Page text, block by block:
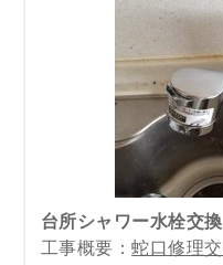
台所シャワー水栓交換
工事概要：蛇口修理